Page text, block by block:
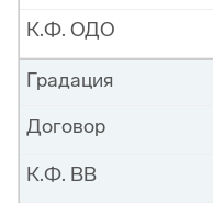
К.Ф. ОДО
Градация
Договор
К.Ф. ВВ